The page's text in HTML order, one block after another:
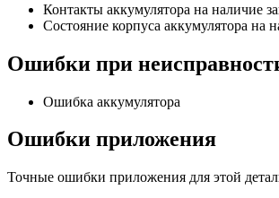
Контакты аккумулятора на наличие
Состояние корпуса аккумулятора на
Ошибки при
Ошибка аккумулятора
Ошибки приложения
Точные ошибки приложения для этой